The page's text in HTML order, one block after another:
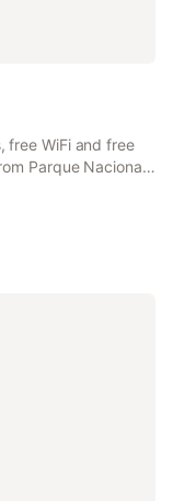
free WiFi and free
Parque Nacional
Kagyu, the